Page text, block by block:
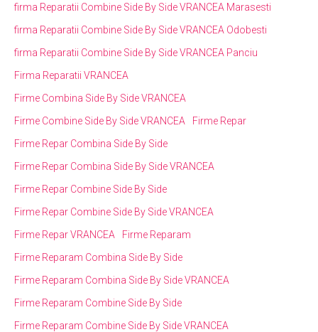
firma Reparatii Combine Side By Side VRANCEA Marasesti
firma Reparatii Combine Side By Side VRANCEA Odobesti
firma Reparatii Combine Side By Side VRANCEA Panciu
Firma Reparatii VRANCEA
Firme Combina Side By Side VRANCEA
Firme Combine Side By Side VRANCEA
Firme Repar
Firme Repar Combina Side By Side
Firme Repar Combina Side By Side VRANCEA
Firme Repar Combine Side By Side
Firme Repar Combine Side By Side VRANCEA
Firme Repar VRANCEA
Firme Reparam
Firme Reparam Combina Side By Side
Firme Reparam Combina Side By Side VRANCEA
Firme Reparam Combine Side By Side
Firme Reparam Combine Side By Side VRANCEA